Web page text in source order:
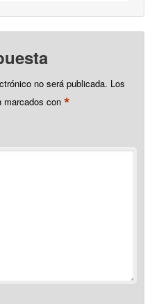
no será publicada. Los
marcados con*